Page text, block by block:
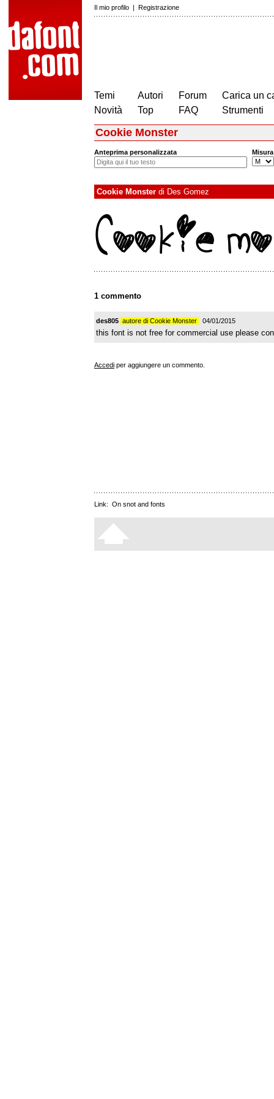
Il mio profilo | Registrazione
Temi
Novità
Autori
Top
Forum
FAQ
Carica un
Strumenti
Cookie Monster
Anteprima personalizzata Misura
Cookie Monster di Des Gomez
1 commento
des805 autore di Cookie Monster 04/01/2015
this font is not free for commercial use please
Accedi per aggiungere un commento.
Link: On snot and fonts